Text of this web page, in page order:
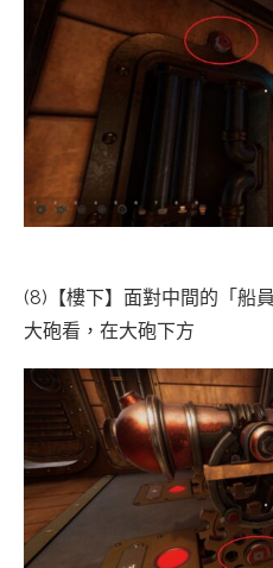
(8)【樓下】面對中間的「船
大砲看，在大砲下方